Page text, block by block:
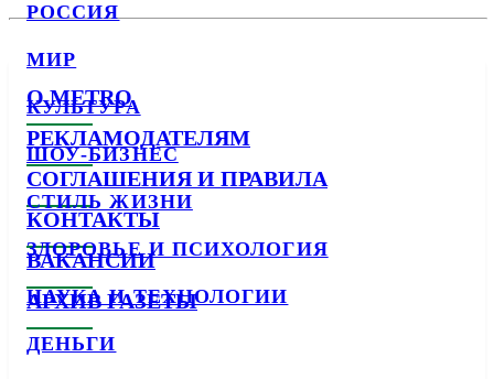
РОССИЯ
МИР
КУЛЬТУРА
ШОУ-БИЗНЕС
СТИЛЬ ЖИЗНИ
ЗДОРОВЬЕ И ПСИХОЛОГИЯ
НАУКА И ТЕХНОЛОГИИ
ДЕНЬГИ
О METRO
РЕКЛАМОДАТЕЛЯМ
СОГЛАШЕНИЯ И ПРАВИЛА
КОНТАКТЫ
ВАКАНСИИ
АРХИВ ГАЗЕТЫ